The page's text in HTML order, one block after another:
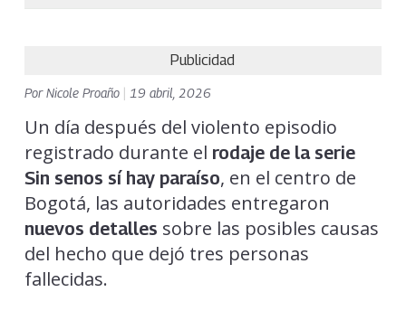
Publicidad
PorNicole Proaño 19 abril, 2026
Un día después del violento episodio
registrado durante el rodaje de la serie
Sin senos sí hay paraíso, en el centro de
Bogotá, las autoridades entregaron
nuevos detalles sobre las posibles causas
del hecho que dejó tres personas
fallecidas.